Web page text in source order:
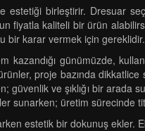
estetiği birleştirir. Dresuar
fiyatla kaliteli bir ürün
bir karar vermek için gereklidir.
kazandığı günümüzde,
proje bazında
ve şıklığı bir arada
sunarken; üretim sürecinde
estetik bir dokunuş ekler.